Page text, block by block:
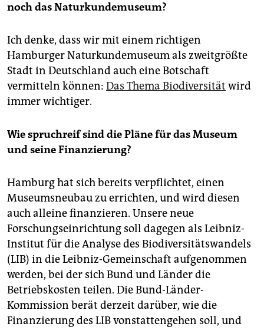
noch das Naturkundemuseum?
Ich denke, dass wir mit einem richtigen
Hamburger Naturkundemuseum als zweitgrößte
Stadt in Deutschland auch eine Botschaft
vermitteln können: Das Thema Biodiversität wird
immer wichtiger.
Wie spruchreif sind die Pläne für das Museum
und seine Finanzierung?
Hamburg hat sich bereits verpflichtet, einen
Museumsneubau zu errichten, und wird diesen
auch alleine finanzieren. Unsere neue
Forschungseinrichtung soll dagegen als Leibniz-
Institut für die Analyse des Biodiversitätswandels
(LIB) in die Leibniz-Gemeinschaft aufgenommen
werden, bei der sich Bund und Länder die
Betriebskosten teilen. Die Bund-Länder-
Kommission berät derzeit darüber, wie die
Finanzierung des LIB vonstattengehen soll, und